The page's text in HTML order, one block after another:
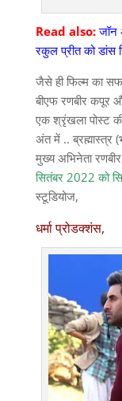
Read also: जॉन
रकुल प्रीत को डांस
जैसे ही फिल्म का
बीएफ रणबीर कपूर
एक श्रृंखला पोस्ट
अंत में .. ब्रह्मास्त्र
मुख्य अभिनेता
सितंबर 2022 को
स्टूडियोज,
धर्मा प्रोडक्शंस,